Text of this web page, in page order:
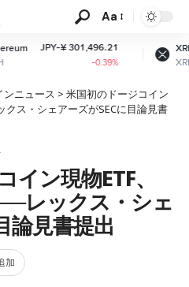
Aa
XRP
XRP
JPY-¥ 164.11
-2.65%
ンニュース > 米国初のドージコイン
ス・シェアーズがSECに目論見書
ン現物ETF、
レックス・シェ
論見書提出
加